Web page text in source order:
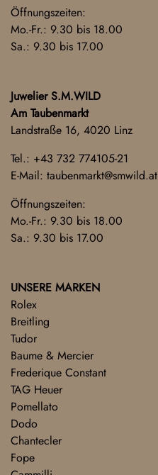
Öffnungszeiten:
Mo.-Fr.: 9.30 bis 18.00
Sa.: 9.30 bis 17.00
Juwelier S.M.WILD
Am Taubenmarkt
Landstraße 16, 4020 Linz
Tel.: +43 732 774105-21
E-Mail: taubenmarkt@smwild.at
Öffnungszeiten:
Mo.-Fr.: 9.30 bis 18.00
Sa.: 9.30 bis 17.00
UNSERE MARKEN
Rolex
Breitling
Tudor
Baume & Mercier
Frederique Constant
TAG Heuer
Pomellato
Dodo
Chantecler
Fope